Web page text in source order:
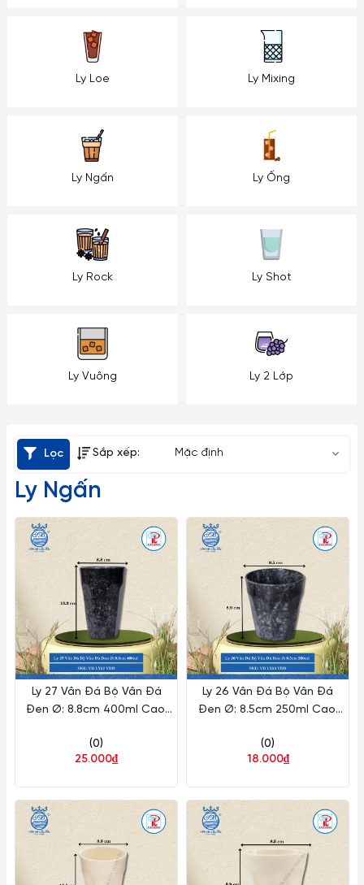
Ly Loe Ly Mixing
Ly Ngấn Ly Ống
Ly Rock Ly Shot
Ly Vuông Ly 2 Lớp
Lọc Sắp xếp: Mặc định
Ly Ngấn
Ly 27 Vân Đá Bộ Vân Đá
Đen Ø: 8.8cm 400ml Cao:
LY27 VDD
(0)
25.000₫
Ly 26 Vân Đá Bộ Vân Đá
Đen Ø: 8.5cm 250ml Cao:
VDD
(0)
18.000₫